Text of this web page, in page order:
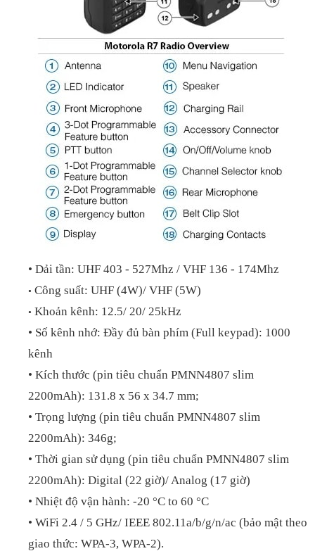
• Dải tần: UHF 403 - 527Mhz / VHF 136 - 174Mhz
• Công suất: UHF (4W)/ VHF (5W)
• Khoản kênh: 12.5/ 20/ 25kHz
• Số kênh nhớ: Đầy đủ bàn phím (Full keypad): 1000
kênh
• Kích thước (pin tiêu chuẩn PMNN4807 slim
2200mAh): 131.8 x 56 x 34.7 mm;
• Trọng lượng (pin tiêu chuẩn PMNN4807 slim
2200mAh): 346g;
• Thời gian sử dụng (pin tiêu chuẩn PMNN4807 slim
2200mAh): Digital (22 giờ)/ Analog (17 giờ)
• Nhiệt độ vận hành: -20 °C to 60 °C
• WiFi 2.4 / 5 GHz/ IEEE 802.11a/b/g/n/ac (bảo mật theo
giao thức: WPA-3, WPA-2).